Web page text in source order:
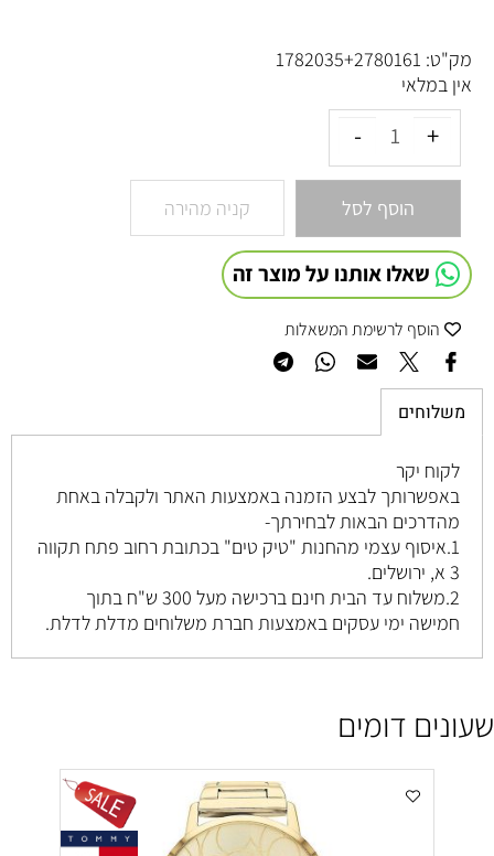
מק"ט: 1782035+2780161
אין במלאי
הוסף לסל קניה מהירה
שאלו אותנו על מוצר זה
הוסף לרשימת המשאלות
משלוחים
לקוח יקר
באפשרותך לבצע הזמנה באמצעות האתר ולקבלה באחת
מהדרכים הבאות לבחירתך-
1.איסוף עצמי מהחנות "טיק טים" בכתובת רחוב
פתח תקווה
3 א, ירושלים
.
2.משלוח עד הבית חינם ברכישה מעל 300 ש"ח בתוך
חמישה ימי עסקים באמצעות חברת משלוחים מדלת לדלת.
שעונים דומים